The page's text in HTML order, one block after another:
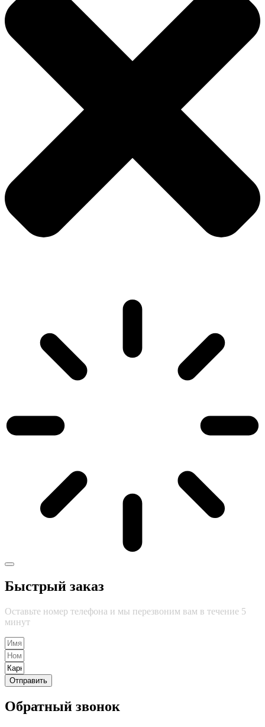
Быстрый заказ
Оставьте номер телефона и мы перезвоним вам в течение 5
минут
Отправить
Обратный звонок